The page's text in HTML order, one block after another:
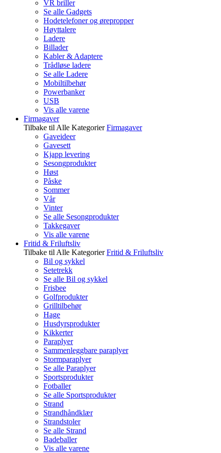
VR briller
Se alle Gadgets
Hodetelefoner og ørepropper
Høyttalere
Ladere
Billader
Kabler & Adaptere
Trådløse ladere
Se alle Ladere
Mobiltilbehør
Powerbanker
USB
Vis alle varene
Firmagaver
Tilbake til Alle Kategorier Firmagaver
Gaveideer
Gavesett
Kjapp levering
Sesongprodukter
Høst
Påske
Sommer
Vår
Vinter
Se alle Sesongprodukter
Takkegaver
Vis alle varene
Fritid & Friluftsliv
Tilbake til Alle Kategorier Fritid & Friluftsliv
Bil og sykkel
Setetrekk
Se alle Bil og sykkel
Frisbee
Golfprodukter
Grilltilbehør
Hage
Husdyrsprodukter
Kikkerter
Paraplyer
Sammenleggbare paraplyer
Stormparaplyer
Se alle Paraplyer
Sportsprodukter
Fotballer
Se alle Sportsprodukter
Strand
Strandhåndklær
Strandstoler
Se alle Strand
Badeballer
Vis alle varene